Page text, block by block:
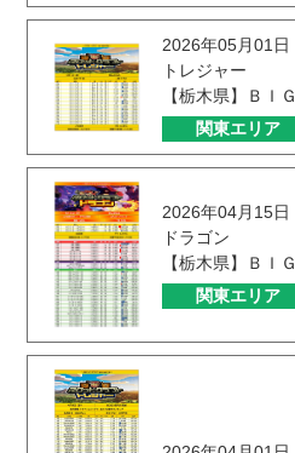
2026年05月01日
トレジャー
【栃木県】Ｂ
関東エリア
2026年04月15日
ドラゴン
【栃木県】Ｂ
関東エリア